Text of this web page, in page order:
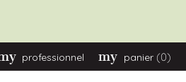
professionnel panier (0)